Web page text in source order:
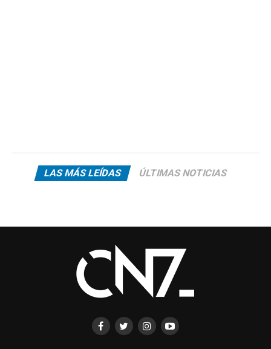
LAS MÁS LEÍDAS ÚLTIMAS NOTICIAS